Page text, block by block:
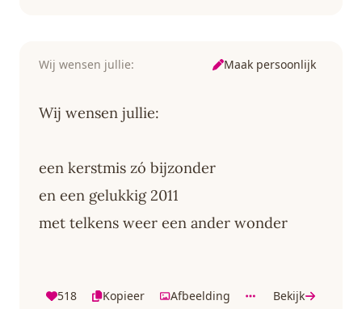
Wij wensen jullie: Maak persoonlijk
Wij wensen jullie:
een kerstmis zó bijzonder
en een gelukkig 2011
met telkens weer een ander wonder
518 Kopieer Afbeelding Bekijk